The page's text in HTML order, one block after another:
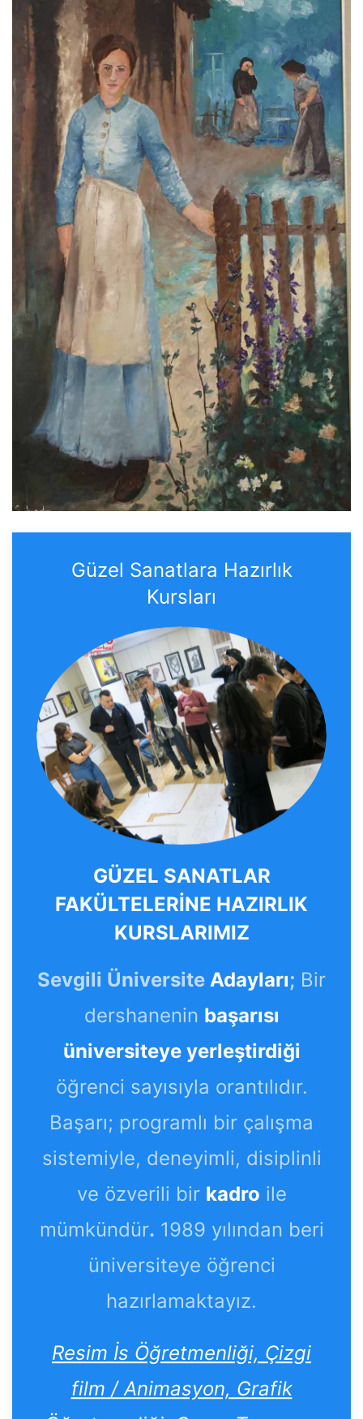
Güzel Sanatlara Hazırlık
Kursları
GÜZEL SANATLAR
FAKÜLTELERİNE HAZIRLIK
KURSLARIMIZ
Sevgili Üniversite Adayları; Bir
dershanenin başarısı
üniversiteye yerleştirdiği
öğrenci sayısıyla orantılıdır.
Başarı; programlı bir çalışma
sistemiyle, deneyimli, disiplinli
ve özverili bir kadro ile
mümkündür. 1989 yılından beri
üniversiteye öğrenci
hazırlamaktayız.
Resim İs Öğretmenliği, Çizgi
film / Animasyon, Grafik